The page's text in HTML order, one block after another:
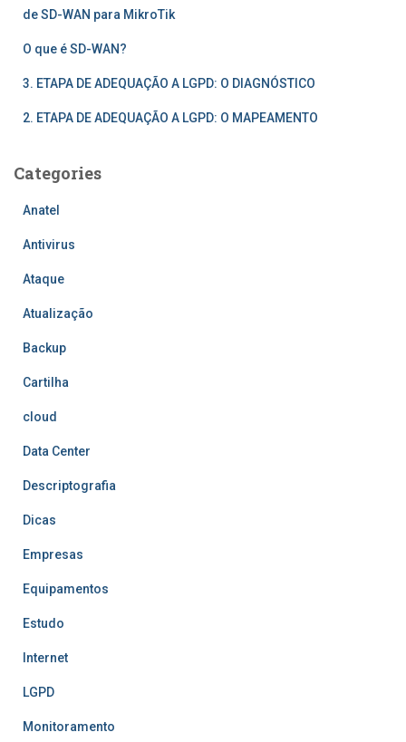
de SD-WAN para MikroTik
O que é SD-WAN?
3. ETAPA DE ADEQUAÇÃO A LGPD: O DIAGNÓSTICO
2. ETAPA DE ADEQUAÇÃO A LGPD: O MAPEAMENTO
Categories
Anatel
Antivirus
Ataque
Atualização
Backup
Cartilha
cloud
Data Center
Descriptografia
Dicas
Empresas
Equipamentos
Estudo
Internet
LGPD
Monitoramento